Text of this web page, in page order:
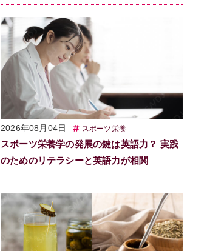
2026年08月04日 スポーツ栄養
スポーツ栄養学の発展の鍵は英語力？ 実践
のためのリテラシーと英語力が相関